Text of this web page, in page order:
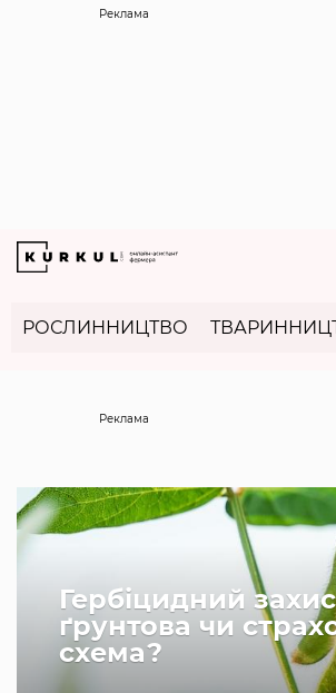
Реклама
РОСЛИННИЦТВО
Гербіцидний
ґрунтова чи
схема?
Реклама